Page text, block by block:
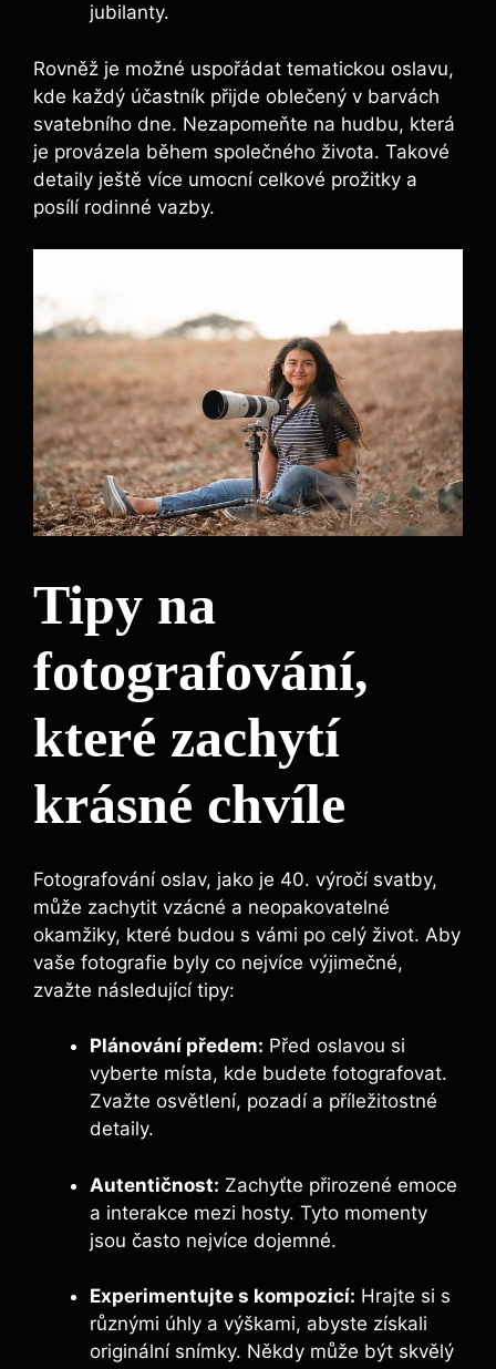
jubilanty.
Rovněž je možné uspořádat tematickou oslavu,
kde každý účastník přijde oblečený v barvách
svatebního dne. Nezapomeňte na hudbu, která
je provázela během společného života. Takové
detaily ještě více umocní celkové prožitky a
posílí rodinné vazby.
Tipy na
fotografování,
které zachytí
krásné chvíle
Fotografování oslav, jako je 40. výročí svatby,
může zachytit vzácné a neopakovatelné
okamžiky, které budou s vámi po celý život. Aby
vaše fotografie byly co nejvíce výjimečné,
zvažte následující tipy:
Plánování předem: Před oslavou si
vyberte místa, kde budete fotografovat.
Zvažte osvětlení, pozadí a příležitostné
detaily.
Autentičnost: Zachyťte přirozené emoce
a interakce mezi hosty. Tyto momenty
jsou často nejvíce dojemné.
Experimentujte s kompozicí: Hrajte si s
různými úhly a výškami, abyste získali
originální snímky. Někdy může být skvělý